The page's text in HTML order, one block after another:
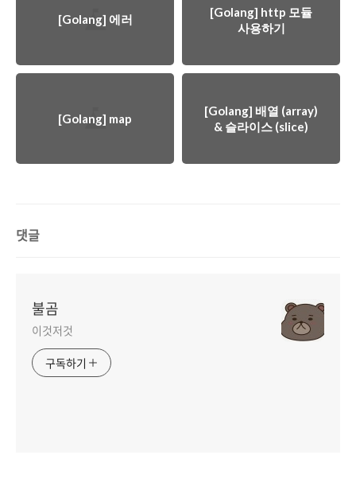
[Golang] 에러
[Golang] http 모듈
사용하기
[Golang] map
[Golang] 배열 (array)
& 슬라이스 (slice)
댓글
불곰
이것저것
구독하기